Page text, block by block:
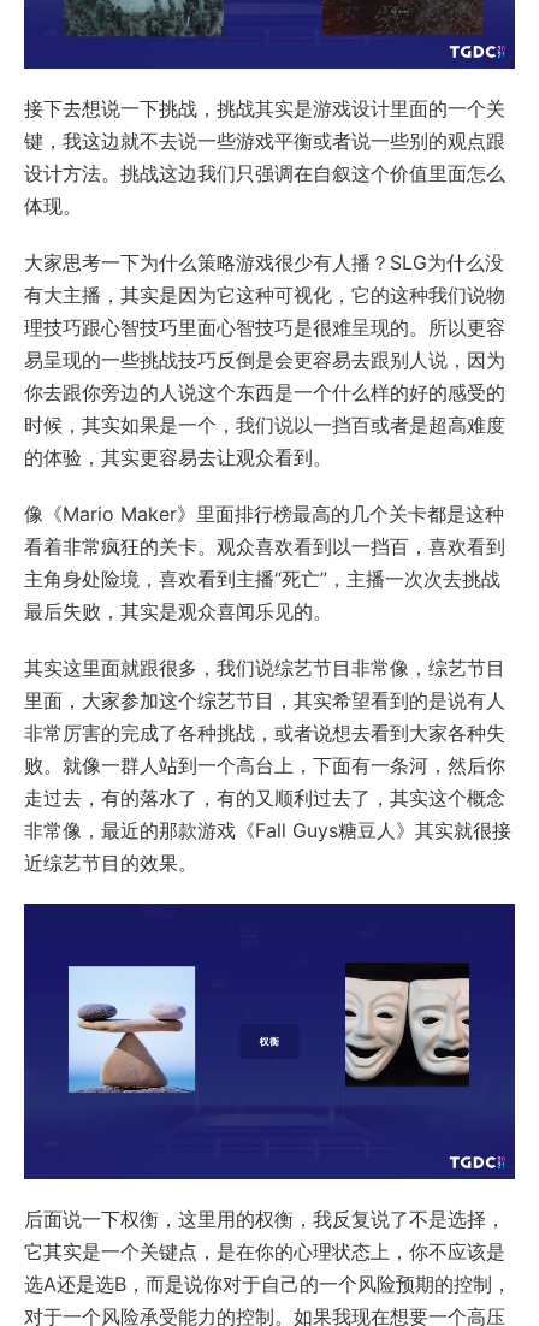
接下去想说一下挑战，挑战其实是游戏设计里面的一个关
键，我这边就不去说一些游戏平衡或者说一些别的观点跟
设计方法。挑战这边我们只强调在自叙这个价值里面怎么
体现。
大家思考一下为什么策略游戏很少有人播？SLG为什么没
有大主播，其实是因为它这种可视化，它的这种我们说物
理技巧跟心智技巧里面心智技巧是很难呈现的。所以更容
易呈现的一些挑战技巧反倒是会更容易去跟别人说，因为
你去跟你旁边的人说这个东西是一个什么样的好的感受的
时候，其实如果是一个，我们说以一挡百或者是超高难度
的体验，其实更容易去让观众看到。
像《Mario Maker》里面排行榜最高的几个关卡都是这种
看着非常疯狂的关卡。观众喜欢看到以一挡百，喜欢看到
主角身处险境，喜欢看到主播“死亡”，主播一次次去挑战
最后失败，其实是观众喜闻乐见的。
其实这里面就跟很多，我们说综艺节目非常像，综艺节目
里面，大家参加这个综艺节目，其实希望看到的是说有人
非常厉害的完成了各种挑战，或者说想去看到大家各种失
败。就像一群人站到一个高台上，下面有一条河，然后你
走过去，有的落水了，有的又顺利过去了，其实这个概念
非常像，最近的那款游戏《Fall Guys糖豆人》其实就很接
近综艺节目的效果。
后面说一下权衡，这里用的权衡，我反复说了不是选择，
它其实是一个关键点，是在你的心理状态上，你不应该是
选A还是选B，而是说你对于自己的一个风险预期的控制，
对于一个风险承受能力的控制。如果我现在想要一个高压